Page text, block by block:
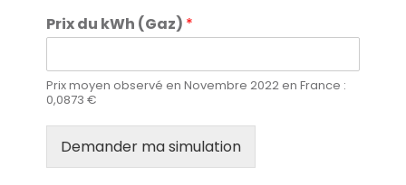
Prix du kWh (Gaz) *
Prix moyen observé en Novembre 2022 en France :
0,0873 €
Demander ma simulation